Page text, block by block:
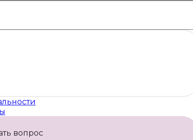
вопрос